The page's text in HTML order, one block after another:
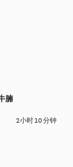
腩
2小时 10 分钟